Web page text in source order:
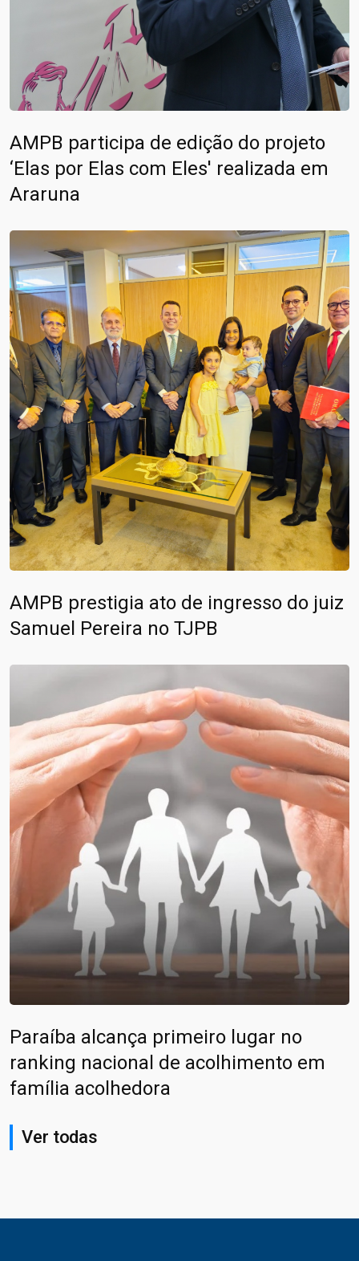
AMPB participa de edição do projeto
‘Elas por Elas com Eles' realizada em
Araruna
AMPB prestigia ato de ingresso do juiz
Samuel Pereira no TJPB
Paraíba alcança primeiro lugar no
ranking nacional de acolhimento em
família acolhedora
Ver todas